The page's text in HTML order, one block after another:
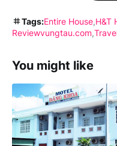
Tags:Entire House H&T
Reviewvungtau.com
You might like